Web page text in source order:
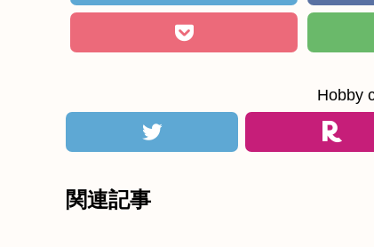
Hobby
関連記事